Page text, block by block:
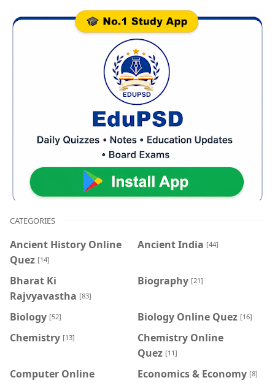
CATEGORIES
Ancient History Online
Quez [14]
Ancient India [44]
Bharat Ki
Rajvyavastha [83]
Biography [21]
Biology [52] Biology Online Quez [16]
Chemistry [13]
Chemistry Online
Quez [11]
Computer Online
Economics & Economy [8]